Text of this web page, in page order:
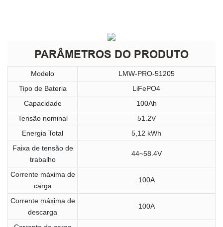
PARÂMETROS DO PRODUTO
Modelo
LMW-PRO-51205
Tipo de Bateria
LiFePO4
Capacidade
100Ah
Tensão nominal
51.2V
Energia Total
5,12 kWh
Faixa de tensão de
trabalho
44~58.4V
Corrente máxima de
carga
100A
Corrente máxima de
descarga
100A